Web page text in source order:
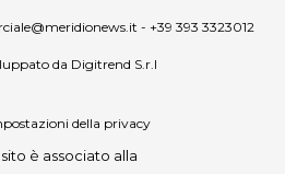
- +39 393 3323012
da Digitrend S.r.l
della privacy
è associato alla